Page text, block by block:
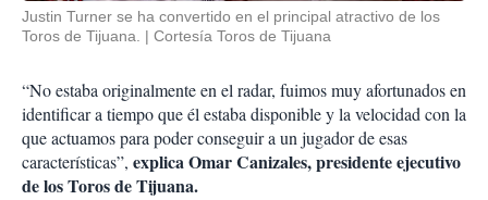
Justin Turner se ha convertido en el principal atractivo de los
Toros de Tijuana.
Cortesía Toros de Tijuana
“No estaba originalmente en el radar, fuimos muy afortunados en
identificar a tiempo que él estaba disponible y la velocidad con la
que actuamos para poder conseguir a un jugador de esas
características”, explica Omar Canizales, presidente ejecutivo
de los Toros de Tijuana.